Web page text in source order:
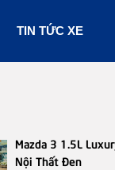
TIN TỨC XE
Mazda 3 1.5L
Nội Thất Đen